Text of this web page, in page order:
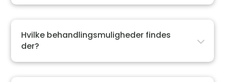
Hvilke behandlingsmuligheder findes
der?